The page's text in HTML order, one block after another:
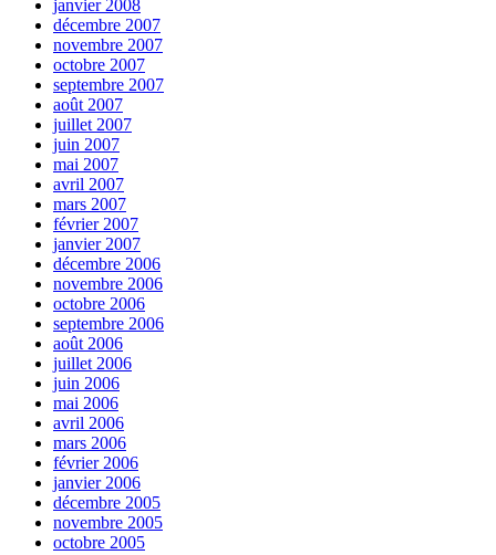
janvier 2008
décembre 2007
novembre 2007
octobre 2007
septembre 2007
août 2007
juillet 2007
juin 2007
mai 2007
avril 2007
mars 2007
février 2007
janvier 2007
décembre 2006
novembre 2006
octobre 2006
septembre 2006
août 2006
juillet 2006
juin 2006
mai 2006
avril 2006
mars 2006
février 2006
janvier 2006
décembre 2005
novembre 2005
octobre 2005